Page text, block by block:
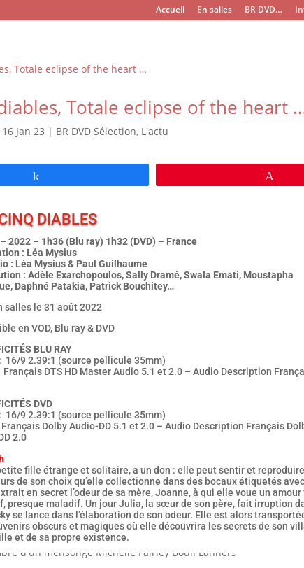
Accueil En salles BR DVD…
Totale eclipse of the heart
16 Jan 23 | BR DVD Sélection, L'actu
DIABLES
2022 – 1h36 (Blu ray) 1h32 (DVD) – France
: Léa Mysius
: Léa Mysius & Paul Guilhaume
: Adèle Exarchopoulos, Sally Dramé, Swala Emati, Moustapha
Daphné Patakia, Patrick Bouchitey…
salles le 31 août 2022
en VOD, Blu ray & DVD
BLU RAY
16/9 2.39:1 (source pellicule 35mm)
DTS HD Master Audio 5.1 et 2.0 – Audio Description
DVD
16/9 2.39:1 (source pellicule 35mm)
Dolby Audio-DD 5.1 et 2.0 – Audio Description Français
2.0
fille étrange et solitaire, a un don : elle peut sentir et
de son choix qu’elle collectionne dans des bocaux étiquetés
en secret l’odeur de sa mère, Joanne, à qui elle voue un
presque maladif. Un jour Julia, la sœur de son père, fait irruption
se lance dans l’élaboration de son odeur. Elle est alors
obscurs et magiques où elle découvrira les secrets de son
et de sa propre existence.